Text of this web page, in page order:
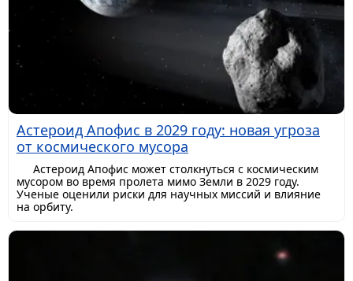
Астероид Апофис в 2029 году: новая угроза
от космического мусора
Астероид Апофис может столкнуться с космическим
мусором во время пролета мимо Земли в 2029 году.
Ученые оценили риски для научных миссий и влияние
на орбиту.